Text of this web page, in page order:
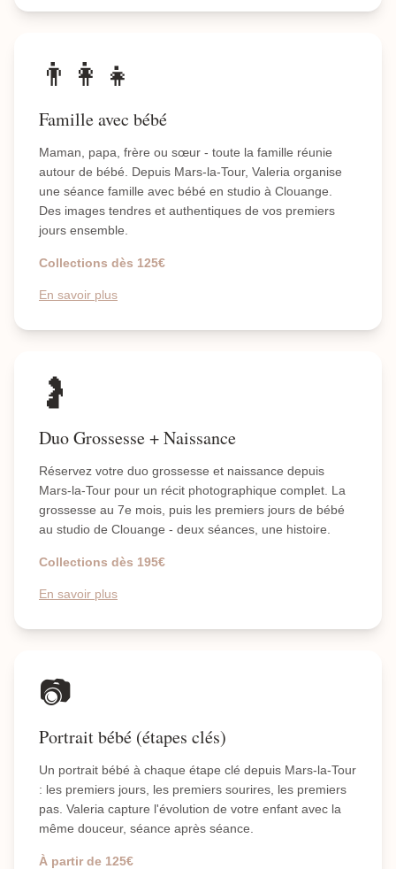
👨‍👩‍👧
Famille avec bébé
Maman, papa, frère ou sœur - toute la famille réunie
autour de bébé. Depuis Mars-la-Tour, Valeria organise
une séance famille avec bébé en studio à Clouange.
Des images tendres et authentiques de vos premiers
jours ensemble.
Collections dès 125€
En savoir plus
🤰
Duo Grossesse + Naissance
Réservez votre duo grossesse et naissance depuis
Mars-la-Tour pour un récit photographique complet. La
grossesse au 7e mois, puis les premiers jours de bébé
au studio de Clouange - deux séances, une histoire.
Collections dès 195€
En savoir plus
📷
Portrait bébé (étapes clés)
Un portrait bébé à chaque étape clé depuis Mars-la-Tour
: les premiers jours, les premiers sourires, les premiers
pas. Valeria capture l'évolution de votre enfant avec la
même douceur, séance après séance.
À partir de 125€